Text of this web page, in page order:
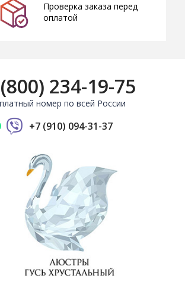
Проверка заказа перед
оплатой
234-19-75
номер по всей России
+7 (910) 094-31-37